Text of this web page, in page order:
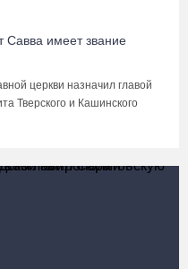
Савва имеет звание
церкви назначил главой
Тверского и Кашинского